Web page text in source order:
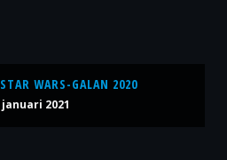
WARS-GALAN 2020
januari 2021